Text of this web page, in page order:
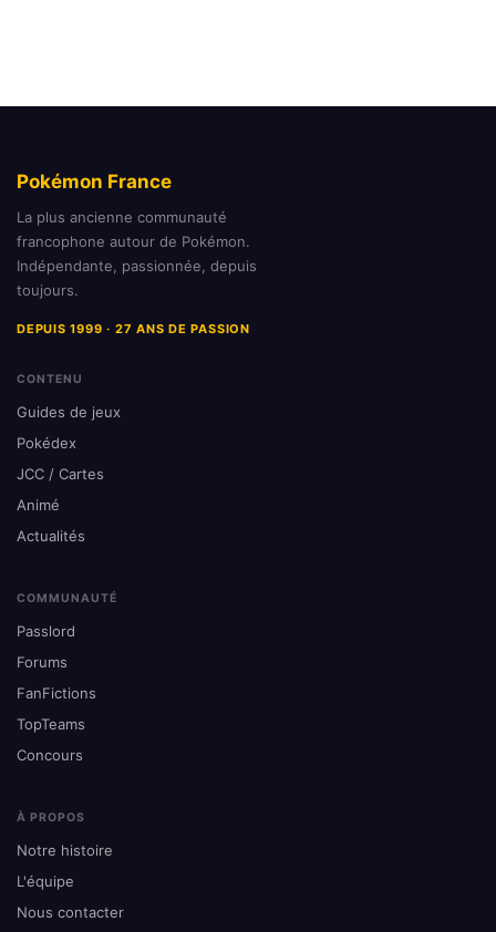
Pokémon France
La plus ancienne communauté
francophone autour de Pokémon.
Indépendante, passionnée, depuis
toujours.
DEPUIS 1999 · 27 ANS DE PASSION
CONTENU
Guides de jeux
Pokédex
JCC / Cartes
Animé
Actualités
COMMUNAUTÉ
Passlord
Forums
FanFictions
TopTeams
Concours
À PROPOS
Notre histoire
L'équipe
Nous contacter